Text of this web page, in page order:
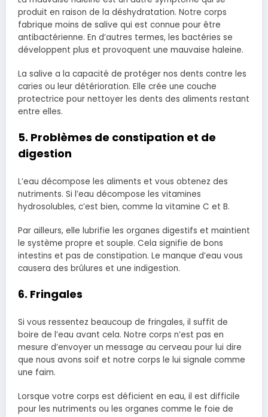
produit en raison de la déshydratation. Notre corps
fabrique moins de salive qui est connue pour être
antibactérienne. En d’autres termes, les bactéries se
développent plus et provoquent une mauvaise haleine.
La salive a la capacité de protéger nos dents contre les
caries ou leur détérioration. Elle crée une couche
protectrice pour nettoyer les dents des aliments restant
entre elles.
5. Problèmes de constipation et de
digestion
L’eau décompose les aliments et vous obtenez des
nutriments. Si l’eau décompose les vitamines
hydrosolubles, c’est bien, comme la vitamine C et B.
Par ailleurs, elle lubrifie les organes digestifs et maintient
le système propre et souple. Cela signifie de bons
intestins et pas de constipation. Le manque d’eau vous
causera des brûlures et une indigestion.
6. Fringales
Si vous ressentez beaucoup de fringales, il suffit de
boire de l’eau avant cela. Notre corps n’est pas en
mesure d’envoyer un message au cerveau pour lui dire
que nous avons soif et notre corps le lui signale comme
une faim.
Lorsque votre corps est déficient en eau, il est difficile
pour les nutriments ou les organes comme le foie de